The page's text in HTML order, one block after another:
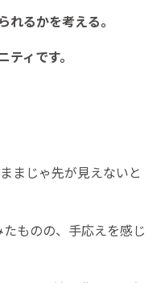
るかを考える。
ィです。
まじゃ先が見えないと
ものの、手応えを感じ